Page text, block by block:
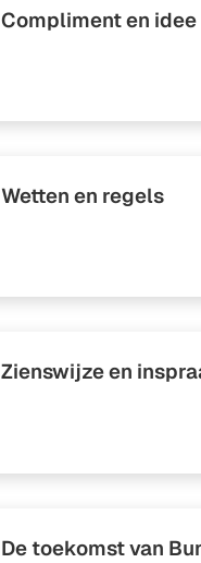
Compliment en idee
Wetten en regels
Zienswijze en
De toekomst van